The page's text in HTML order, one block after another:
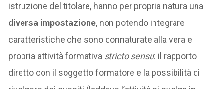
istruzione del titolare, hanno per propria natura una
diversa impostazione, non potendo integrare
caratteristiche che sono connaturate alla vera e
propria attività formativa stricto sensu: il rapporto
diretto con il soggetto formatore e la possibilità di